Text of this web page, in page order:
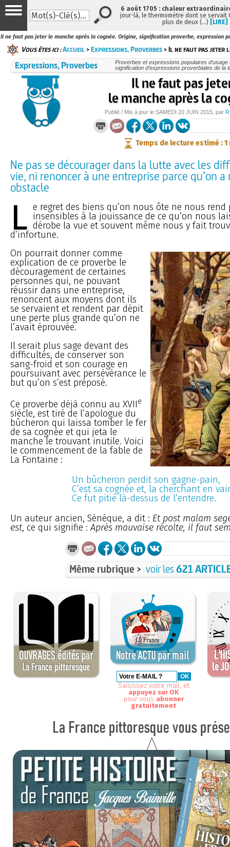
Il ne faut pas jeter le manche après la cognée. Origine, signification proverbe, expression
Vous êtes ici :Accueil >Expressions, Proverbes > Il ne faut pas jeter
Expressions, Proverbes
Proverbes et expressions populaires d’usage
signification d’expressions proverbiales de la
Il ne faut pas
le manche après la
Publié / Mis à jour leSAMEDI 20 JUIN 2015 , par
Temps de lecture estimé : 1
Ne pas se décourager dans la lutte avec les
vie, ni renoncer à une entreprise parce qu’on
obstacle
L e regret des biens qu’on nous ôte ne nous rend
insensibles à la jouissance de ce qu’on nous
dérobe la vue et souvent même nous y fait
d’infortune.
On pourrait donner comme
explication de ce proverbe le
découragement de certaines
personnes qui, ne pouvant
réussir dans une entreprise,
renoncent aux moyens dont ils
se servaient et rendent par dépit
une perte plus grande qu’on ne
l’avait éprouvée.
Il serait plus sage devant des
difficultés, de conserver son
sang-froid et son courage en
poursuivant avec persévérance le
but qu’on s’est préposé.
Ce proverbe déjà connu au XVIIe
siècle, est tiré de l’apologue du
bûcheron qui laissa tomber le fer
de sa cognée et qui jeta le
manche le trouvant inutile. Voici
le commencement de la fable de
La Fontaine :
Un bûcheron perdit son gagne-pain,
C’est sa cognée et, la cherchant en
Ce fut pitié là-dessus de l’entendre.
Un auteur ancien, Sénèque, a dit : Et post malam
est, ce qui signifie :Après mauvaise récolte, il faut
Même rubrique > voir les621
Saisissez votre mail, et
appuyez sur OK
pour vous abonner
gratuitement
6 août 1705 : chaleur
jour-là, le thermomètre dont se servait
plus de deux (…) [LIRE]